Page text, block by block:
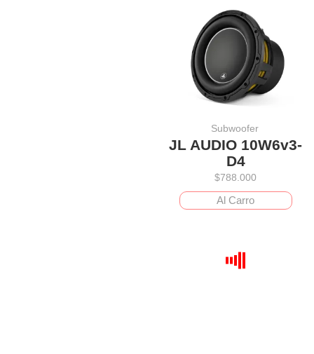
Subwoofer
JL AUDIO 10W6v3-
D4
$788.000
Al Carro